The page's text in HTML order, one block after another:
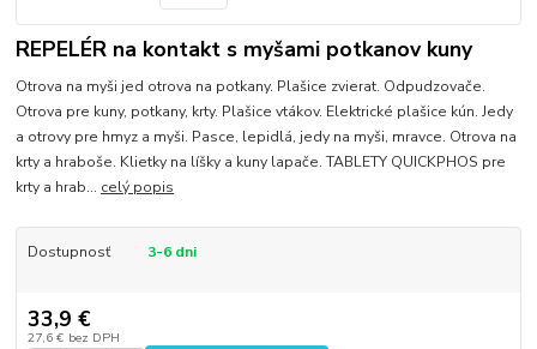
REPELÉR na kontakt s myšami potkanov kuny
Otrova na myši jed otrova na potkany. Plašice zvierat. Odpudzovače.
Otrova pre kuny, potkany, krty. Plašice vtákov. Elektrické plašice kún. Jedy
a otrovy pre hmyz a myši. Pasce, lepidlá, jedy na myši, mravce. Otrova na
krty a hraboše. Klietky na líšky a kuny lapače. TABLETY QUICKPHOS pre
krty a hrab... celý popis
Dostupnosť 3-6 dni
33,9 €
27,6 € bez DPH